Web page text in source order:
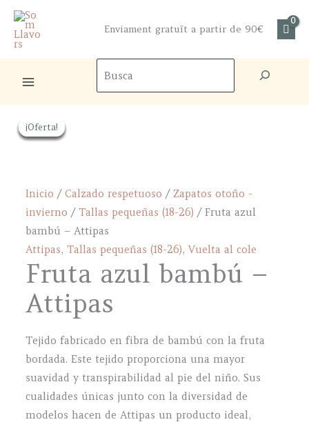
contenido
Enviament gratuït a partir de 90€
Inicio /Calzado respetuoso /Zapatos otoño -
invierno /Tallas pequeñas (18-26) / Fruta azul
bambú – Attipas
Attipas,Tallas pequeñas (18-26),Vuelta al cole
Fruta azul bambú –
Attipas
Tejido fabricado en fibra de bambú con la fruta
bordada. Este tejido proporciona una mayor
suavidad y transpirabilidad al pie del niño. Sus
cualidades únicas junto con la diversidad de
modelos hacen de Attipas un producto ideal,
¡Oferta!
¡Oferta!
¡Oferta!
¡Oferta!
¡Oferta!
¡Oferta!